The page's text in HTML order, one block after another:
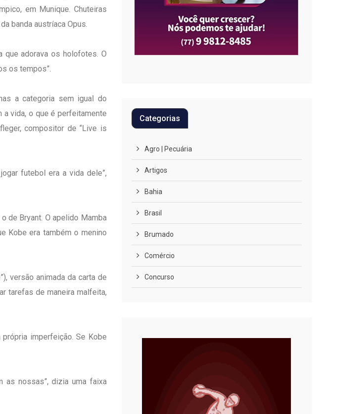
em Munique. Chuteiras
banda austríaca Opus.
que adorava os holofotes. O
os tempos”.
a categoria sem igual do
a vida, o que é perfeitamente
compositor de “Live is
futebol era a vida dele”,
de Bryant. O apelido Mamba
Kobe era também o menino
versão animada da carta de
tarefas de maneira malfeita,
imperfeição. Se Kobe
as nossas”, dizia uma faixa
Categorias
Agro | Pecuária
Artigos
Bahia
Brasil
Brumado
Comércio
Concurso